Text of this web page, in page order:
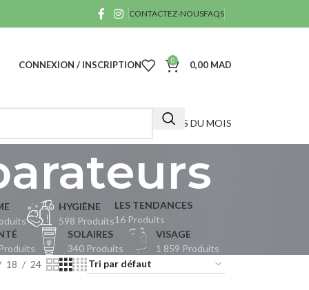
CONTACTEZ-NOUSFAQS
CONNEXION / INSCRIPTION 0 0,00 MAD
OFFRES DU MOIS
HYGIÈNE
598 Produits
LES TENDANCES
16 Produits
SOLAIRES
340 Produits
VISAGE
1 859 Produits
18 24